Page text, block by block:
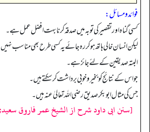
فوائد ومسائل:
کسی گناہ اور تقصیر کی توبہ میں صدقہ کرنا بہت افضل عمل ہے۔
لیکن انسان خالی ہاتھ ہوکر رہ جائے یہ کسی طرح بھی مناسب
البتہ صدیقین کے لئے جائز ہے۔
جو اس کے نتائج کو بخیر وخوبی برداشت کرسکتے ہیں۔
جس کی مثال ابوبکر صدیق رضی اللہ تعالیٰ عنہ ہیں۔
[سنن ابی داود شرح از الشیخ عمر فاروق